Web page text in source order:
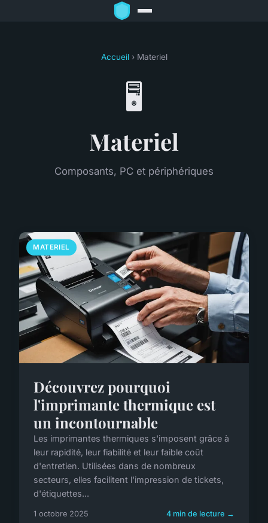
Accueil› Materiel
🖥️
Materiel
Composants, PC et périphériques
MATERIEL
Découvrez pourquoi
l'imprimante thermique est
un incontournable
Les imprimantes thermiques s'imposent grâce à
leur rapidité, leur fiabilité et leur faible coût
d'entretien. Utilisées dans de nombreux
secteurs, elles facilitent l'impression de tickets,
d'étiquettes...
1 octobre 2025 4 min de lecture →